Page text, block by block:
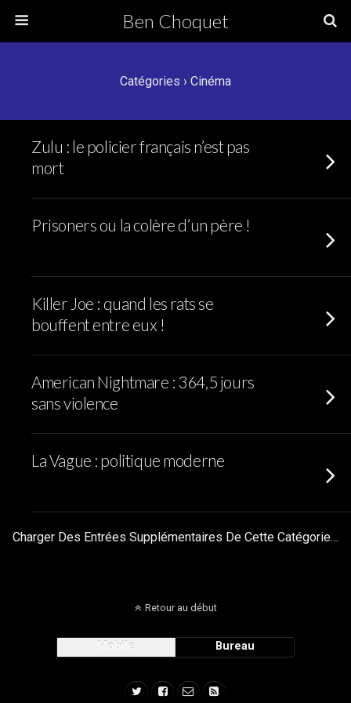
Ben Choquet
Catégories › Cinéma
Zulu : le policier français n’est pas
mort
Prisoners ou la colère d’un père !
Killer Joe : quand les rats se
bouffent entre eux !
American Nightmare : 364,5 jours
sans violence
La Vague : politique moderne
Charger Des Entrées Supplémentaires De Cette Catégorie…
Retour au début
Mobile Bureau